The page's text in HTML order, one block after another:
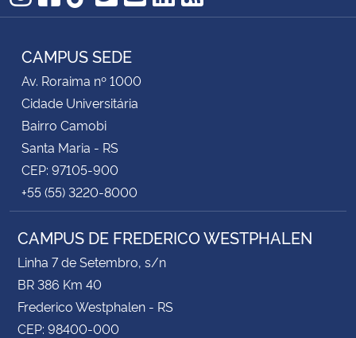
Instagram
Facebook
TikTok
Twitter
YouTube
LinkedIn
RSS
CAMPUS SEDE
Av. Roraima nº 1000
Cidade Universitária
Bairro Camobi
Santa Maria - RS
CEP: 97105-900
+55 (55) 3220-8000
CAMPUS DE FREDERICO WESTPHALEN
Linha 7 de Setembro, s/n
BR 386 Km 40
Frederico Westphalen - RS
CEP: 98400-000